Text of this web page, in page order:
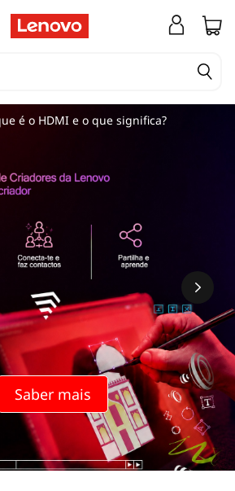
principal
Saber mais
é o HDMI e o que significa?